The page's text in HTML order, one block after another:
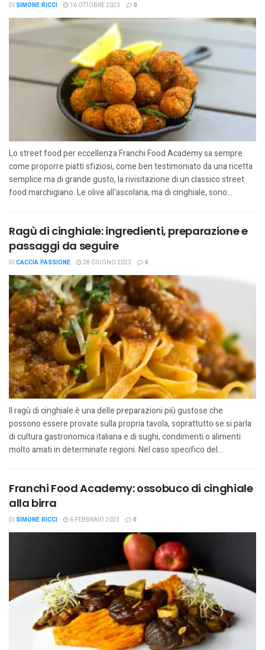
DI SIMONE RICCI 16 OTTOBRE 2023 0
Lo street food per eccellenza Franchi Food Academy sa sempre
come proporre piatti sfiziosi, come ben testimoniato da una ricetta
semplice ma di grande gusto, la rivisitazione di un classico street
food marchigiano. Le olive all'ascolana, ma di cinghiale, sono...
Ragù di cinghiale: ingredienti, preparazione e
passaggi da seguire
DI CACCIA PASSIONE 28 GIUGNO 2023 0
Il ragù di cinghiale è una delle preparazioni più gustose che
possono essere provate sulla propria tavola, soprattutto se si parla
di cultura gastronomica italiana e di sughi, condimenti o alimenti
molto amati in determinate regioni. Nel caso specifico del...
Franchi Food Academy: ossobuco di cinghiale
alla birra
DI SIMONE RICCI 6 FEBBRAIO 2023 0